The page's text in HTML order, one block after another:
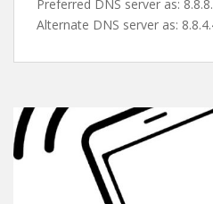
Preferred DNS server as: 8.8.8.8
Alternate DNS server as: 8.8.4.4